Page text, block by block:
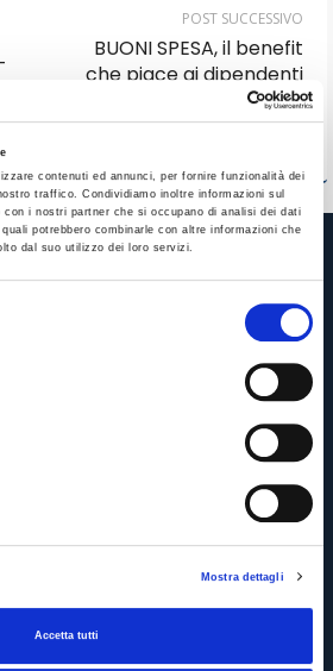
contenuti ed annunci, per fornire funzionalità dei
traffico. Condividiamo inoltre informazioni sul
i nostri partner che si occupano di analisi dei dati
potrebbero combinarle con altre informazioni che
dal suo utilizzo dei loro servizi.
Mostra dettagli
Accetta tutti
POST SUCCESSIVO
BUONI SPESA, il benefit
che piace ai dipendenti
persone
enti